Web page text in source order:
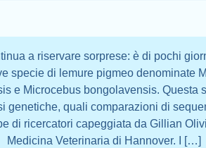
a riservare sorprese: è di pochi
specie di lemure pigmeo denominate
e Microcebus bongolavensis. Questa
genetiche, quali comparazioni di
di ricercatori capeggiata da Gillian
Medicina Veterinaria di Hannover. I […]